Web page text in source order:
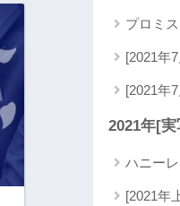
プロミ
[2021年
[2021年
2021年[
ハニー
[2021年